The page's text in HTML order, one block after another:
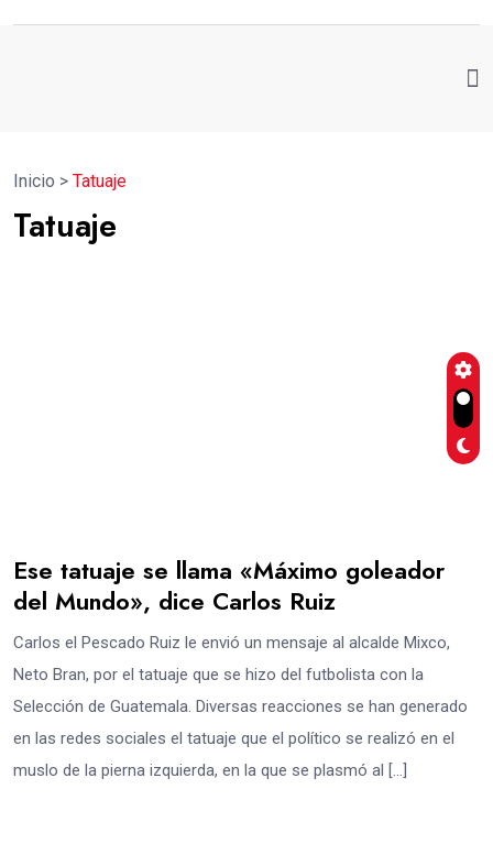
Inicio > Tatuaje
Tatuaje
Ese tatuaje se llama «Máximo goleador
del Mundo», dice Carlos Ruiz
Carlos el Pescado Ruiz le envió un mensaje al alcalde Mixco,
Neto Bran, por el tatuaje que se hizo del futbolista con la
Selección de Guatemala. Diversas reacciones se han generado
en las redes sociales el tatuaje que el político se realizó en el
muslo de la pierna izquierda, en la que se plasmó al […]